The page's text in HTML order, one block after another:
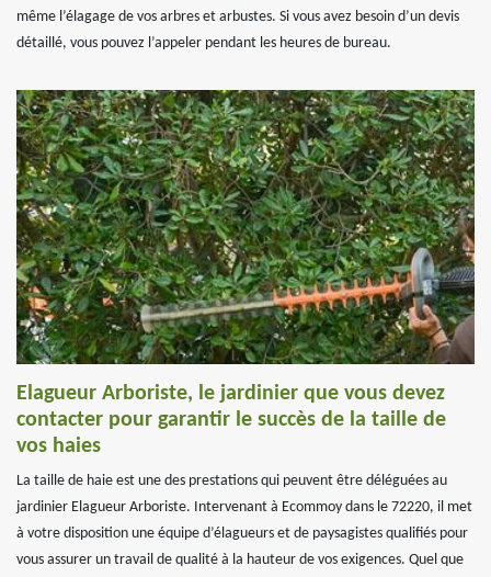
même l’élagage de vos arbres et arbustes. Si vous avez besoin d’un devis
détaillé, vous pouvez l’appeler pendant les heures de bureau.
Elagueur Arboriste, le jardinier que vous devez
contacter pour garantir le succès de la taille de
vos haies
La taille de haie est une des prestations qui peuvent être déléguées au
jardinier Elagueur Arboriste. Intervenant à Ecommoy dans le 72220, il met
à votre disposition une équipe d’élagueurs et de paysagistes qualifiés pour
vous assurer un travail de qualité à la hauteur de vos exigences. Quel que